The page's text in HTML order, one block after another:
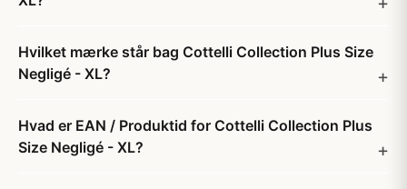
Hvilket mærke står bag Cottelli Collection Plus Size
Negligé - XL?
Hvad er EAN / Produktid for Cottelli Collection Plus
Size Negligé - XL?